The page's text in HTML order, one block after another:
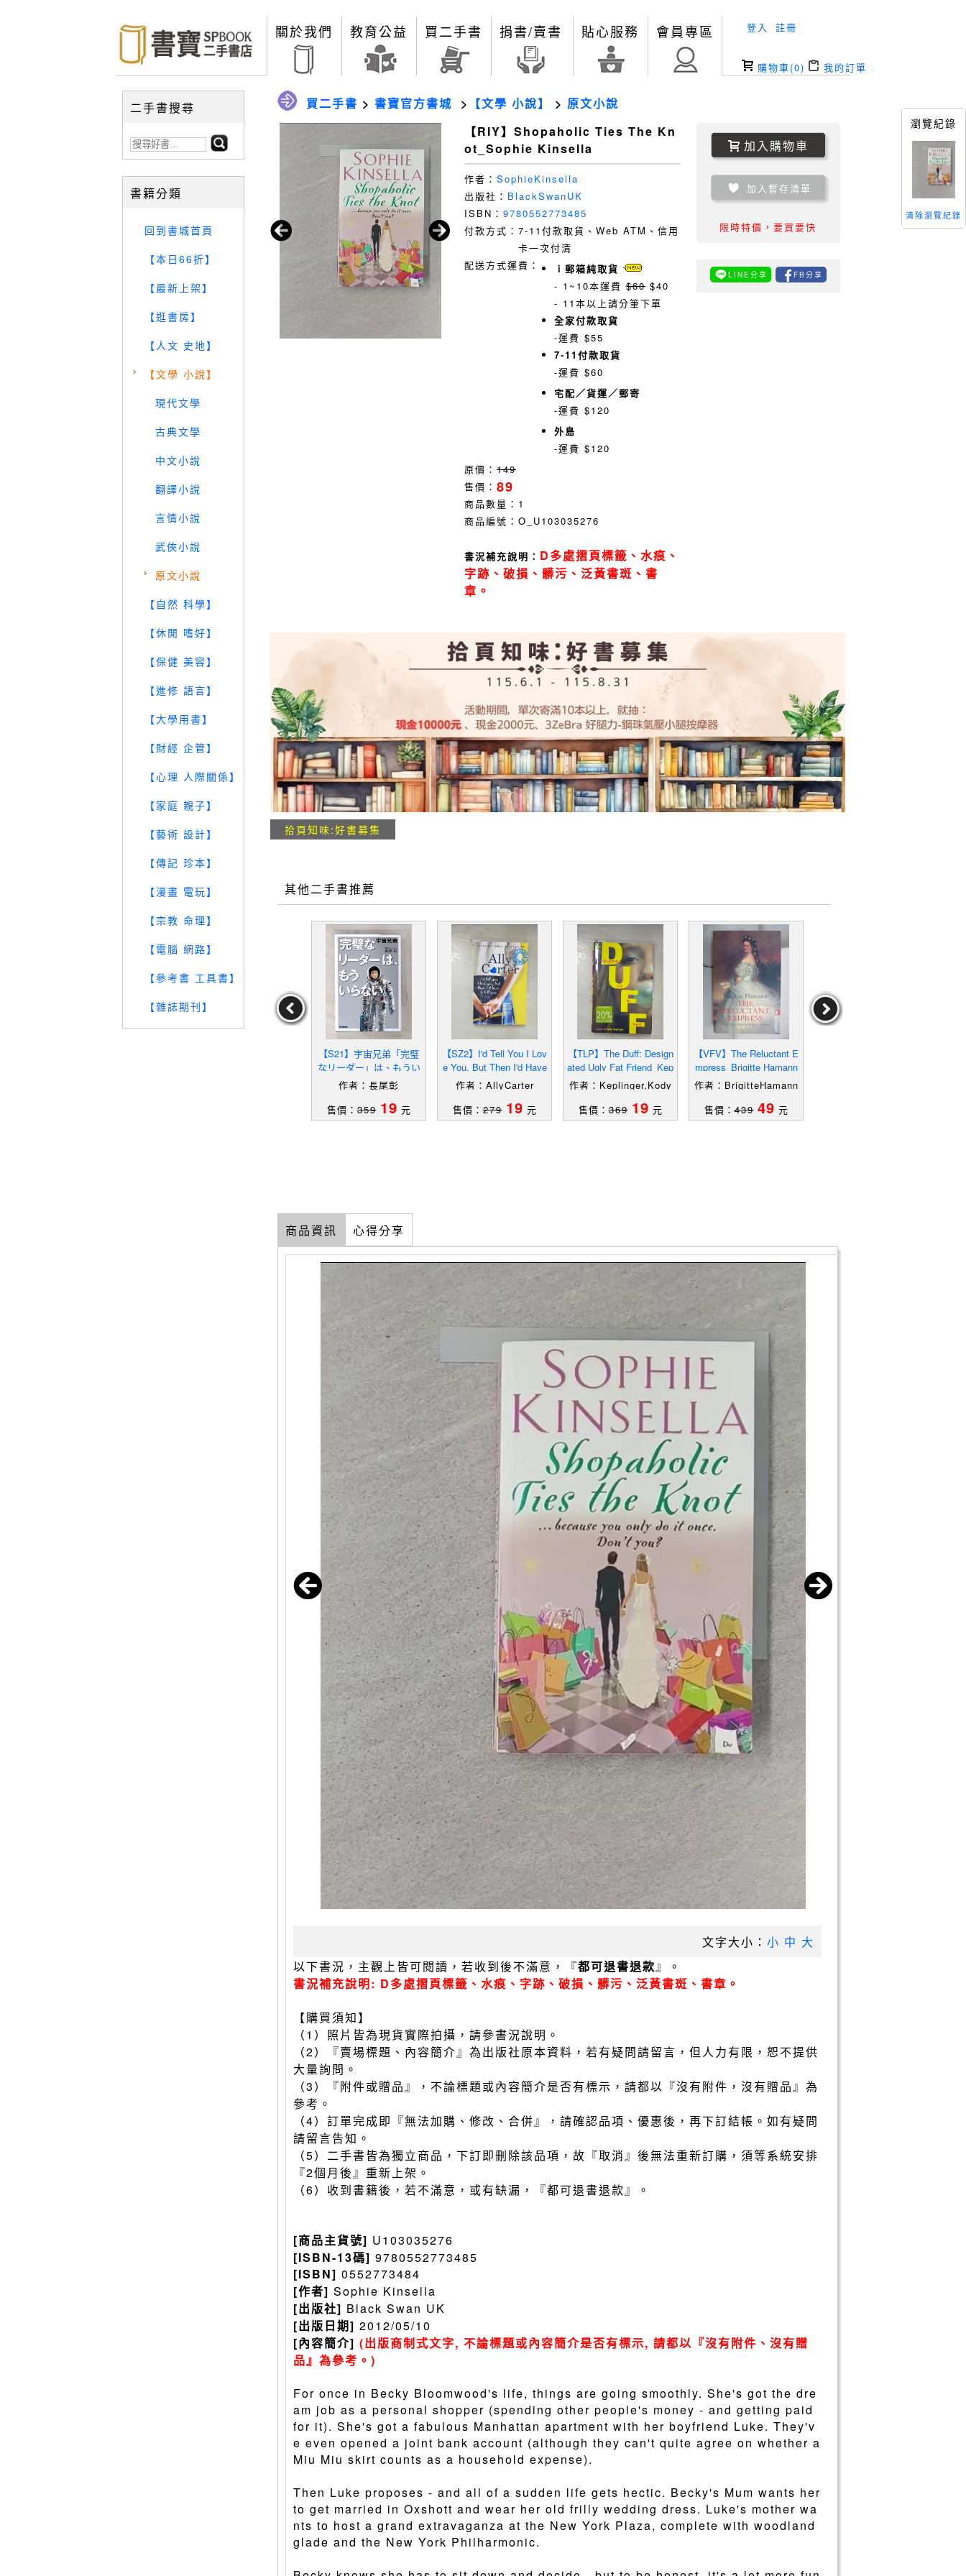
關於我們 教育公益 買二手書 捐書/賣書 貼心服務 會員專區 登入 註冊
購物車(0) 我的訂單
二手書搜尋
書籍分類
回到書城首頁
【本日66折】
【最新上架】
【逛書房】
【人文 史地】
【文學 小說】
現代文學
古典文學
中文小說
翻譯小說
言情小說
武俠小說
原文小說
【自然 科學】
【休閒 嗜好】
【保健 美容】
【進修 語言】
【大學用書】
【財經 企管】
【心理 人際關係】
【家庭 親子】
【藝術 設計】
【傳記 珍本】
【漫畫 電玩】
【宗教 命理】
【電腦 網路】
【參考書 工具書】
【雜誌期刊】
買二手書 > 書寶官方書城 > 【文學 小說】 > 原文小說
【RIY】Shopaholic Ties The Kn
ot_Sophie Kinsella
作者： SophieKinsella
出版社： BlackSwanUK
ISBN： 9780552773485
付款方式： 7-11付款取貨、Web ATM、信用
卡一次付清
配送方式運費：
ｉ郵箱純取貨
- 1~10本運費 $60 $40
- 11本以上請分筆下單
全家付款取貨
-運費 $55
7-11付款取貨
-運費 $60
宅配／貨運／郵寄
-運費 $120
外島
-運費 $120
原價： 149
售價： 89
商品數量： 1
商品編號： O_U103035276
書況補充說明： D多處摺頁標籤、水痕、
字跡、破損、髒污、泛黃書斑、書
章。
加入購物車
加入暫存清單
限時特價，要買要快
LINE分享 FB分享
拾頁知味:好書募集
其他二手書推薦
【S21】宇宙兄弟「完璧
なリーダー」は、もうい
らない。_長尾彰
作者：長尾彰
售價：359 19 元
【SZ2】I'd Tell You I Lov
e You, But Then I'd Have
to Kill You_Ally Ca
作者：AllyCarter
售價：279 19 元
【TLP】The Duff: Design
ated Ugly Fat Friend_Kep
linger, Kody
作者：Keplinger,Kody
售價：369 19 元
【VFV】The Reluctant E
mpress_Brigitte Hamann
作者：BrigitteHamann
售價：439 49 元
商品資訊 心得分享
文字大小： 小 中 大
以下書況，主觀上皆可閱讀，若收到後不滿意，『都可退書退款』。
書況補充說明: D多處摺頁標籤、水痕、字跡、破損、髒污、泛黃書斑、書章。
【購買須知】
（1）照片皆為現貨實際拍攝，請參書況說明。
（2）『賣場標題、內容簡介』為出版社原本資料，若有疑問請留言，但人力有限，恕不提供
大量詢問。
（3）『附件或贈品』，不論標題或內容簡介是否有標示，請都以『沒有附件，沒有贈品』為
參考。
（4）訂單完成即『無法加購、修改、合併』，請確認品項、優惠後，再下訂結帳。如有疑問
請留言告知。
（5）二手書皆為獨立商品，下訂即刪除該品項，故『取消』後無法重新訂購，須等系統安排
『2個月後』重新上架。
（6）收到書籍後，若不滿意，或有缺漏，『都可退書退款』。
[商品主貨號] U103035276
[ISBN-13碼] 9780552773485
[ISBN] 0552773484
[作者] Sophie Kinsella
[出版社] Black Swan UK
[出版日期] 2012/05/10
[內容簡介] (出版商制式文字, 不論標題或內容簡介是否有標示, 請都以『沒有附件、沒有贈
品』為參考。)
For once in Becky Bloomwood's life, things are going smoothly. She's got the dre
am job as a personal shopper (spending other people's money - and getting paid
for it). She's got a fabulous Manhattan apartment with her boyfriend Luke. They'v
e even opened a joint bank account (although they can't quite agree on whether a
Miu Miu skirt counts as a household expense).
Then Luke proposes - and all of a sudden life gets hectic. Becky's Mum wants her
to get married in Oxshott and wear her old frilly wedding dress. Luke's mother wa
nts to host a grand extravaganza at the New York Plaza, complete with woodland
glade and the New York Philharmonic.
瀏覽紀錄
清除瀏覽紀錄